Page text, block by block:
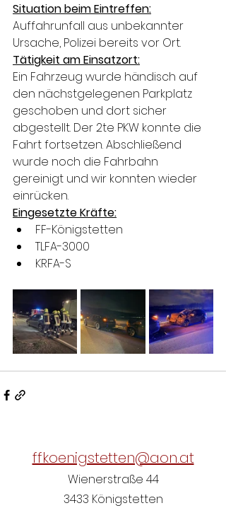
Situation beim Eintreffen:
Auffahrunfall aus unbekannter
Ursache, Polizei bereits vor Ort.
Tätigkeit am Einsatzort:
Ein Fahrzeug wurde händisch auf
den nächstgelegenen Parkplatz
geschoben und dort sicher
abgestellt. Der 2te PKW konnte die
Fahrt fortsetzen. Abschließend
wurde noch die Fahrbahn
gereinigt und wir konnten wieder
einrücken.
Eingesetzte Kräfte:
FF-Königstetten
TLFA-3000
KRFA-S
ffkoenigstetten@aon.at
Wienerstraße 44
3433 Königstetten